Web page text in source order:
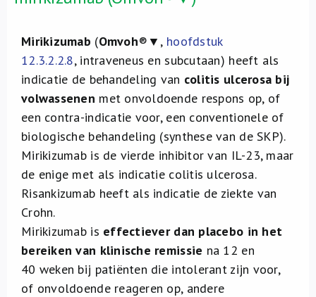
Mirikizumab (Omvoh®▼, hoofdstuk
12.3.2.2.8, intraveneus en subcutaan) heeft als
indicatie de behandeling van colitis ulcerosa bij
volwassenen met onvoldoende respons op, of
een contra-indicatie voor, een conventionele of
biologische behandeling (synthese van de SKP).
Mirikizumab is de vierde inhibitor van IL-23, maar
de enige met als indicatie colitis ulcerosa.
Risankizumab heeft als indicatie de ziekte van
Crohn.
Mirikizumab is effectiever dan placebo in het
bereiken van klinische remissie na 12 en
40 weken bij patiënten die intolerant zijn voor,
of onvoldoende reageren op, andere